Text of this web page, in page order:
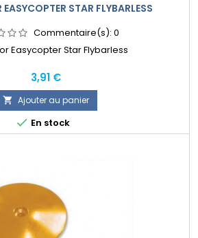
EASYCOPTER STAR FLYBARLESS
Commentaire(s): 0
Easycopter Star Flybarless
Prix
3,91 €
 Ajouter au panier
 En stock